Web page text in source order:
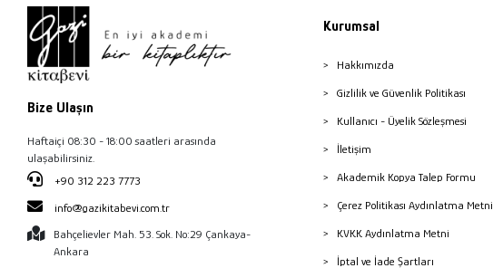
Bize Ulaşın
Haftaiçi 08:30 - 18:00 saatleri arasında
ulaşabilirsiniz.
+90 312 223 7773
info@gazikitabevi.com.tr
Bahçelievler Mah. 53. Sok. No:29 Çankaya-
Ankara
Kurumsal
Hakkımızda
Gizlilik ve Güvenlik Politikası
Kullanıcı - Üyelik Sözleşmesi
İletişim
Akademik Kopya Talep Formu
Çerez Politikası Aydınlatma Metni
KVKK Aydınlatma Metni
İptal ve İade Şartları